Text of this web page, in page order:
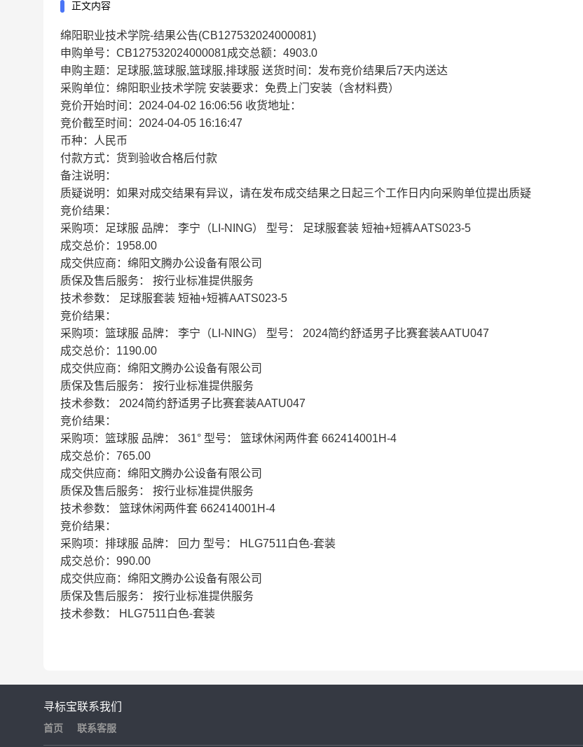
正文内容
绵阳职业技术学院-结果公告(CB127532024000081)
申购单号：CB127532024000081成交总额：4903.0
申购主题：足球服,篮球服,篮球服,排球服 送货时间：发布竞价结果后7天内送达
采购单位：绵阳职业技术学院 安装要求：免费上门安装（含材料费）
竞价开始时间：2024-04-02 16:06:56 收货地址：
竞价截至时间：2024-04-05 16:16:47
币种：人民币
付款方式：货到验收合格后付款
备注说明：
质疑说明：如果对成交结果有异议，请在发布成交结果之日起三个工作日内向采购单位提出质疑
竞价结果：
采购项：足球服 品牌： 李宁（LI-NING） 型号： 足球服套装 短袖+短裤AATS023-5
成交总价：1958.00
成交供应商：绵阳文腾办公设备有限公司
质保及售后服务： 按行业标准提供服务
技术参数： 足球服套装 短袖+短裤AATS023-5
竞价结果：
采购项：篮球服 品牌： 李宁（LI-NING） 型号： 2024简约舒适男子比赛套装AATU047
成交总价：1190.00
成交供应商：绵阳文腾办公设备有限公司
质保及售后服务： 按行业标准提供服务
技术参数： 2024简约舒适男子比赛套装AATU047
竞价结果：
采购项：篮球服 品牌： 361° 型号： 篮球休闲两件套 662414001H-4
成交总价：765.00
成交供应商：绵阳文腾办公设备有限公司
质保及售后服务： 按行业标准提供服务
技术参数： 篮球休闲两件套 662414001H-4
竞价结果：
采购项：排球服 品牌： 回力 型号： HLG7511白色-套装
成交总价：990.00
成交供应商：绵阳文腾办公设备有限公司
质保及售后服务： 按行业标准提供服务
技术参数： HLG7511白色-套装
寻标宝
首页
联系我们
联系客服